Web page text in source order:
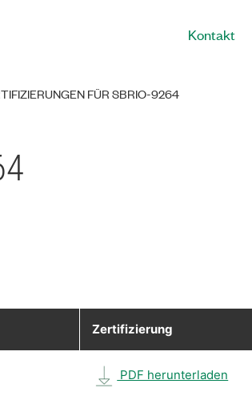
Kontakt
FÜR SBRIO-9264
Zertifizierung
PDF herunterladen